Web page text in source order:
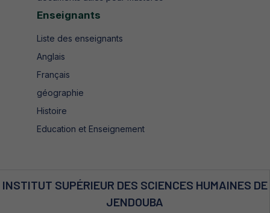
Enseignants
Liste des enseignants
Anglais
Français
géographie
Histoire
Education et Enseignement
INSTITUT SUPÉRIEUR DES SCIENCES HUMAINES DE
JENDOUBA